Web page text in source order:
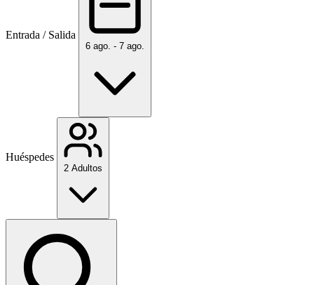
Entrada / Salida
6 ago. - 7 ago.
Huéspedes
2 Adultos